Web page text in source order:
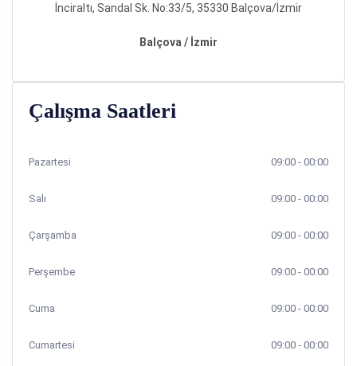
İnciraltı, Sandal Sk. No:33/5, 35330 Balçova/İzmir
Balçova / İzmir
Çalışma Saatleri
Pazartesi 09:00 - 00:00
Salı 09:00 - 00:00
Çarşamba 09:00 - 00:00
Perşembe 09:00 - 00:00
Cuma 09:00 - 00:00
Cumartesi 09:00 - 00:00